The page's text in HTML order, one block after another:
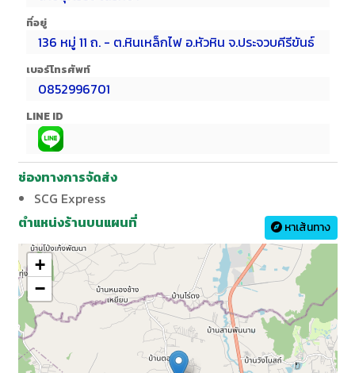
ที่อยู่
136 หมู่ 11 ถ. - ต.หินเหล็กไฟ อ.หัวหิน จ.ประจวบคีรีขันธ์
เบอร์โทรศัพท์
0852996701
LINE ID
ช่องทางการจัดส่ง
SCG Express
ตำแหน่งร้านบนแผนที่ หาเส้นทาง
+
−